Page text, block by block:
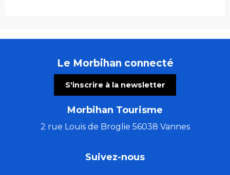
Le Morbihan connecté
S'inscrire à la newsletter
Morbihan Tourisme
2 rue Louis de Broglie 56038 Vannes
Suivez-nous